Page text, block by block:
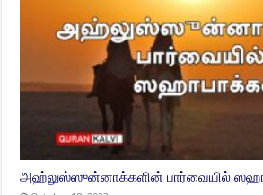
அஹ்லுஸ்ஸுன்னாக்களின் பார்வையில்